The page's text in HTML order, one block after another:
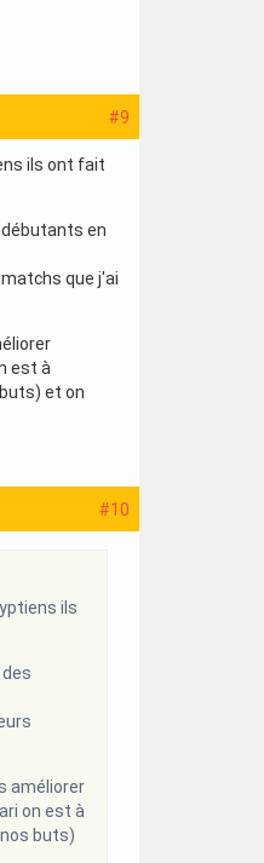
#9
ils ont fait
en
que j'ai
est à
et on
#10
ils
améliorer
on est à
buts)